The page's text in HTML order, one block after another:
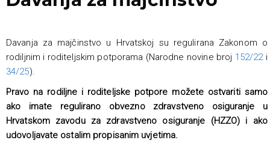
Davanja za majčinstvo u Hrvatskoj su regulirana Zakonom o
rodiljnim i roditeljskim potporama (Narodne novine broj 152/22i
34/25).
Pravo na rodiljne i roditeljske potpore možete ostvariti samo
ako imate regulirano obvezno zdravstveno osiguranje u
Hrvatskom zavodu za zdravstveno osiguranje (HZZO) i ako
udovoljavate ostalim propisanim uvjetima.